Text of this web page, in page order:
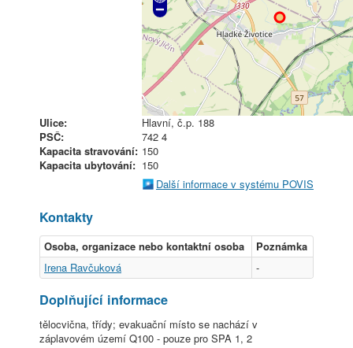
Ulice:
Hlavní, č.p. 188
PSČ:
742 4
Kapacita stravování: 150
Kapacita ubytování: 150
Další informace v systému POVIS
Kontakty
Osoba, organizace nebo kontaktní osoba
Poznámka
Irena Ravčuková
-
Doplňující informace
tělocvična, třídy; evakuační místo se nachází v
záplavovém území Q100 - pouze pro SPA 1, 2